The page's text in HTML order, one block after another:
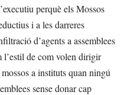
perquè els Mossos
i a les darreres
d’agents a assemblees
l’estil de com volen dirigir
a instituts quan ningú
sense donar cap